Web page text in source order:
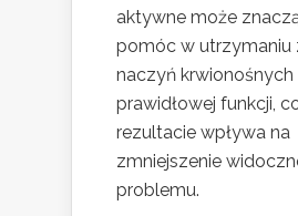
aktywne może
pomóc w utrzymaniu
naczyń krwionośnych
prawidłowej funkcji,
rezultacie wpływa na
zmniejszenie
problemu.